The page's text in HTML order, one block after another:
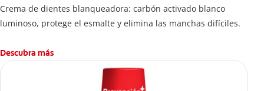
Crema de dientes blanqueadora: carbón activado blanco
luminoso, protege el esmalte y elimina las manchas difíciles.
Descubra más